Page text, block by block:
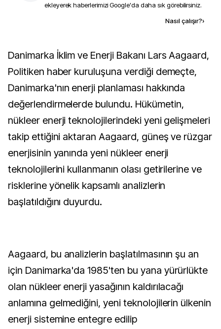
ekleyerek haberlerimizi Google'da daha sık görebilirsiniz.
Nasıl çalışır?›
Danimarka İklim ve Enerji Bakanı Lars Aagaard,
Politiken haber kuruluşuna verdiği demeçte,
Danimarka'nın enerji planlaması hakkında
değerlendirmelerde bulundu. Hükümetin,
nükleer enerji teknolojilerindeki yeni gelişmeleri
takip ettiğini aktaran Aagaard, güneş ve rüzgar
enerjisinin yanında yeni nükleer enerji
teknolojilerini kullanmanın olası getirilerine ve
risklerine yönelik kapsamlı analizlerin
başlatıldığını duyurdu.
Aagaard, bu analizlerin başlatılmasının şu an
için Danimarka'da 1985'ten bu yana yürürlükte
olan nükleer enerji yasağının kaldırılacağı
anlamına gelmediğini, yeni teknolojilerin ülkenin
enerji sistemine entegre edilip